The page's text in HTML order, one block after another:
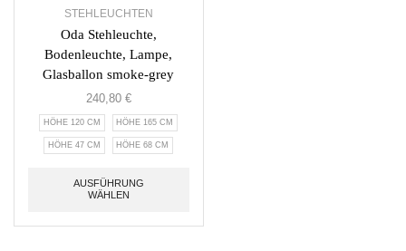
STEHLEUCHTEN
Oda Stehleuchte,
Bodenleuchte, Lampe,
Glasballon smoke-grey
240,80 €
HÖHE 120 CM HÖHE 165 CM
HÖHE 47 CM HÖHE 68 CM
AUSFÜHRUNG
WÄHLEN